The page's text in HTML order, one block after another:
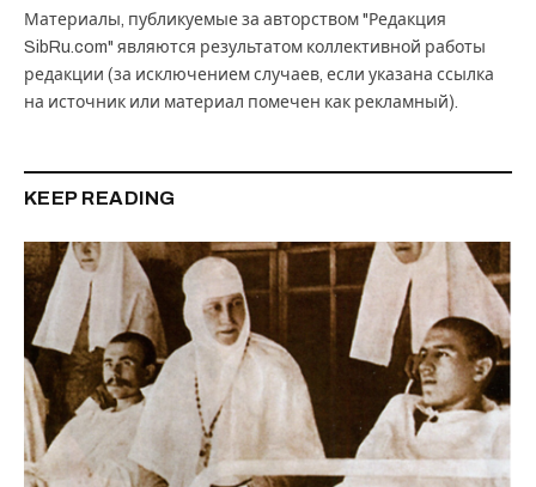
Материалы, публикуемые за авторством "Редакция
SibRu.com" являются результатом коллективной работы
редакции (за исключением случаев, если указана ссылка
на источник или материал помечен как рекламный).
KEEP READING